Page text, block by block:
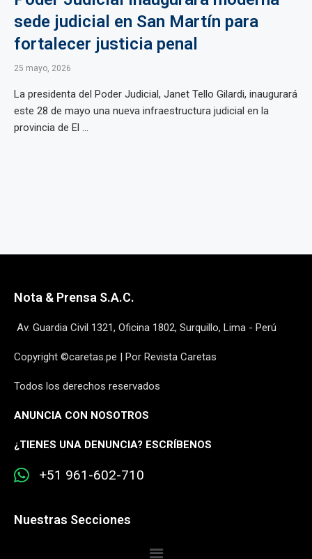
sede judicial en San Martín para
fortalecer justicia penal
25 mayo, 2026
La presidenta del Poder Judicial, Janet Tello Gilardi, inaugurará
este 28 de mayo una nueva infraestructura judicial en la
provincia de El ...
Nota & Prensa S.A.C.
Av. Guardia Civil 1321, Oficina 1802, Surquillo, Lima - Perú
Copyright ©caretas.pe | Por Revista Caretas
Todos los derechos reservados
ANUNCIA CON NOSOTROS
¿TIENES UNA DENUNCIA? ESCRÍBENOS
+51 961-602-710
Nuestras Secciones